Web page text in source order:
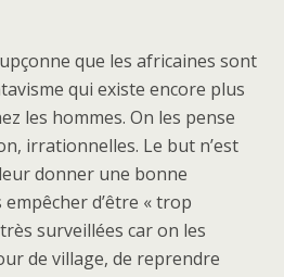
que les africaines sont
qui existe encore plus
les hommes. On les pense
irrationnelles. Le but n’est
donner une bonne
d’être « trop
surveillées car on les
de village, de reprendre